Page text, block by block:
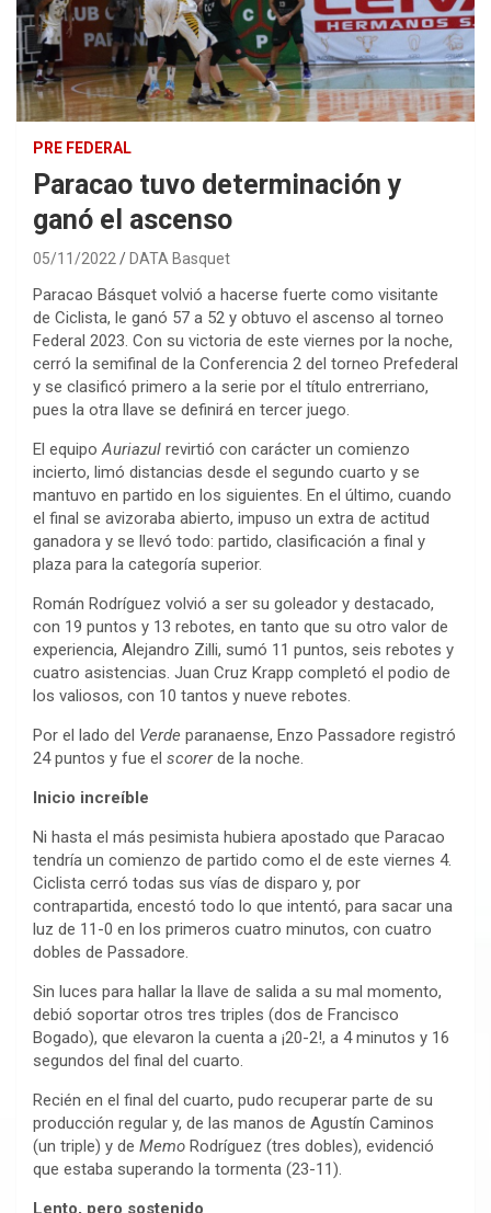
PRE FEDERAL
Paracao tuvo determinación y
ganó el ascenso
05/11/2022 DATA Basquet
Paracao Básquet volvió a hacerse fuerte como visitante
de Ciclista, le ganó 57 a 52 y obtuvo el ascenso al torneo
Federal 2023. Con su victoria de este viernes por la noche,
cerró la semifinal de la Conferencia 2 del torneo Prefederal
y se clasificó primero a la serie por el título entrerriano,
pues la otra llave se definirá en tercer juego.
El equipoAuriazul revirtió con carácter un comienzo
incierto, limó distancias desde el segundo cuarto y se
mantuvo en partido en los siguientes. En el último, cuando
el final se avizoraba abierto, impuso un extra de actitud
ganadora y se llevó todo: partido, clasificación a final y
plaza para la categoría superior.
Román Rodríguez volvió a ser su goleador y destacado,
con 19 puntos y 13 rebotes, en tanto que su otro valor de
experiencia, Alejandro Zilli, sumó 11 puntos, seis rebotes y
cuatro asistencias. Juan Cruz Krapp completó el podio de
los valiosos, con 10 tantos y nueve rebotes.
Por el lado del Verde paranaense, Enzo Passadore registró
24 puntos y fue el scorerde la noche.
Inicio increíble
Ni hasta el más pesimista hubiera apostado que Paracao
tendría un comienzo de partido como el de este viernes 4.
Ciclista cerró todas sus vías de disparo y, por
contrapartida, encestó todo lo que intentó, para sacar una
luz de 11-0 en los primeros cuatro minutos, con cuatro
dobles de Passadore.
Sin luces para hallar la llave de salida a su mal momento,
debió soportar otros tres triples (dos de Francisco
Bogado), que elevaron la cuenta a ¡20-2!, a 4 minutos y 16
segundos del final del cuarto.
Recién en el final del cuarto, pudo recuperar parte de su
producción regular y, de las manos de Agustín Caminos
(un triple) y de Memo Rodríguez (tres dobles), evidenció
que estaba superando la tormenta (23-11).
Lento, pero sostenido